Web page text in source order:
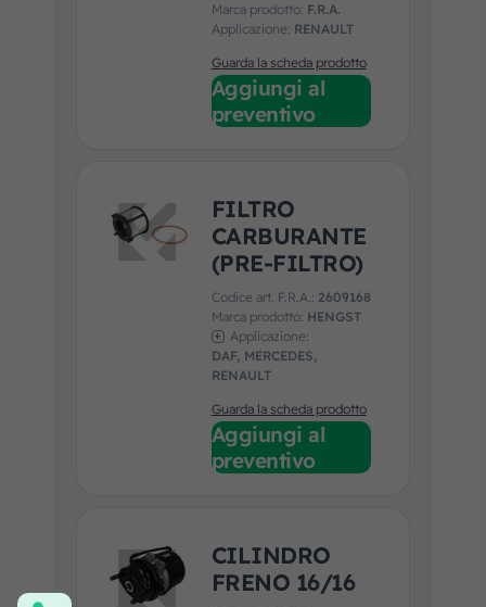
Marca prodotto: F.R.A.
Applicazione: RENAULT
Guarda la scheda prodotto
Aggiungi al
preventivo
FILTRO
CARBURANTE
(PRE-FILTRO)
Codice art. F.R.A.: 2609168
Marca prodotto: HENGST
Applicazione:
DAF, MERCEDES,
RENAULT
Guarda la scheda prodotto
Aggiungi al
preventivo
CILINDRO
FRENO 16/16